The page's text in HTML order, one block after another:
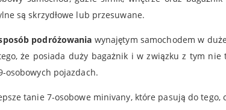
są skrzydłowe lub przesuwane.
podróżowania wynajętym samochodem w
że posiada duży bagażnik i w związku z tym
osobowych pojazdach.
tanie 7-osobowe minivany, które pasują do tego,